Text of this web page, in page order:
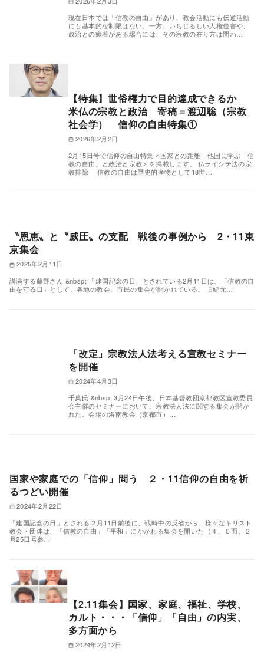
現在日本では「信教の自由」があり、教会活動にも伝道活動
にも基本的な制限はない。一方、いちじるしい人権侵害や、
政治との癒着がある場合には、その宗教の在り方は問わ…
【特集】世俗権力で目的達成できるか
米仏の宗教と政治 寄稿＝渡辺聡（宗教
社会学） 信仰の自由特集①
2026年2月2日
2月15日号で信仰の自由特集＜国家との距離―他国に学ぶ「信
教の自由」と政治と宗教＞を掲載します。 仏ライシテ法の宗
教排除 信教の自由は歴史的産物として18世…
〝恩恵〟と〝威圧〟の支配 戦後の事例から 2・11東
京集会
2025年2月11日
講演する藤野さん &nbsp; 「建国記念の日」とされている2月11日は、「信教の自
由を守る日」として、各地の教会、市民の集会が開かれている。 旧紀元…
「改定」宗教法人法考える宣教セミナー
を開催
2024年4月3日
千葉氏 &nbsp; 3月24日午後、日本基督教団京都教区宣教委員
会主催のセミナーにおいて、宗教法人法に関する集会が開か
れた。会場の洛南教会（京都市）…
国家や家庭での「信仰」問う ２・11信仰の自由を祈
るつどい開催
2024年2月22日
「建国記念の日」とされる２月11日前後に、戦時中の反省から、様々なキリスト
教会・団体は、「信教の自由」「平和」にかかわる集会を開いた（４、５面、２
月25日号参…
【2.11集会】国家、家庭、福祉、学校、
カルト・・・「信仰」「自由」の内実、
多方面から
2024年2月12日